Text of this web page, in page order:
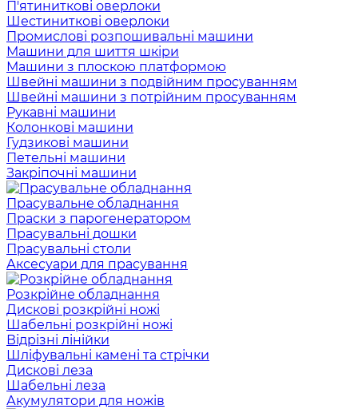
П'ятиниткові оверлоки
Шестиниткові оверлоки
Промислові розпошивальні машини
Машини для шиття шкіри
Машини з плоскою платформою
Швейні машини з подвійним просуванням
Швейні машини з потрійним просуванням
Рукавні машини
Колонкові машини
Гудзикові машини
Петельні машини
Закріпочні машини
Прасувальне обладнання
Праски з парогенератором
Прасувальні дошки
Прасувальні столи
Аксесуари для прасування
Розкрійне обладнання
Дискові розкрійні ножі
Шабельні розкрійні ножі
Відрізні лінійки
Шліфувальні камені та стрічки
Дискові леза
Шабельні леза
Акумулятори для ножів